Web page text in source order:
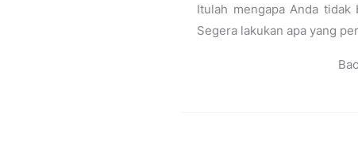
Itulah mengapa Anda
Segera lakukan apa yang